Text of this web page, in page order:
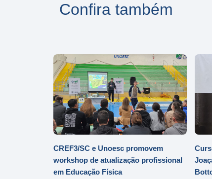
Confira também
CREF3/SC e Unoesc promovem
workshop de atualização profissional
em Educação Física